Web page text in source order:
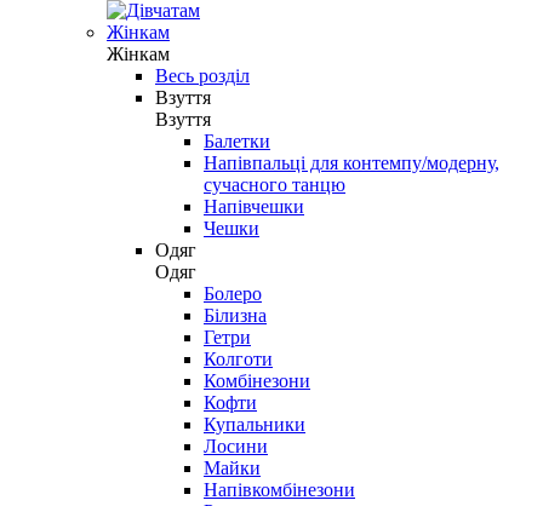
Жінкам
Жінкам
Весь розділ
Взуття
Взуття
Балетки
Напівпальці для контемпу/модерну,
сучасного танцю
Напівчешки
Чешки
Одяг
Одяг
Болеро
Білизна
Гетри
Колготи
Комбінезони
Кофти
Купальники
Лосини
Майки
Напівкомбінезони